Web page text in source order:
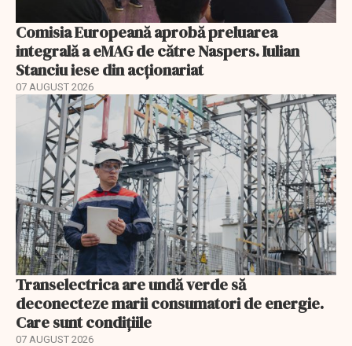
Comisia Europeană aprobă preluarea
integrală a eMAG de către Naspers. Iulian
Stanciu iese din acționariat
07 AUGUST 2026
Transelectrica are undă verde să
deconecteze marii consumatori de energie.
Care sunt condițiile
07 AUGUST 2026